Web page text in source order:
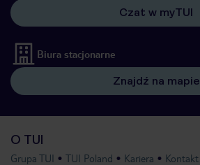
Czat w myTUI
Biura stacjonarne
Znajdź na mapie
O TUI
Grupa TUI TUI Poland Kariera
Kontakt